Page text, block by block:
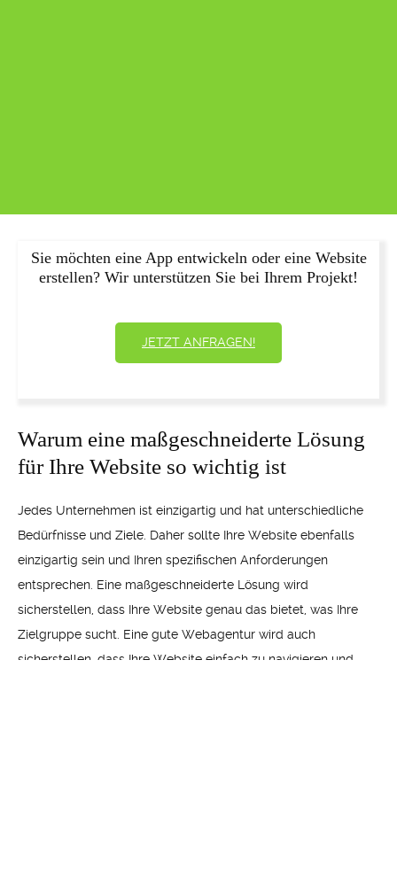
Sie möchten eine App entwickeln oder eine Website
erstellen? Wir unterstützen Sie bei Ihrem Projekt!
JETZT ANFRAGEN!
Warum eine maßgeschneiderte Lösung
für Ihre Website so wichtig ist
Jedes Unternehmen ist einzigartig und hat unterschiedliche
Bedürfnisse und Ziele. Daher sollte Ihre Website ebenfalls
einzigartig sein und Ihren spezifischen Anforderungen
entsprechen. Eine maßgeschneiderte Lösung wird
sicherstellen, dass Ihre Website genau das bietet, was Ihre
Zielgruppe sucht. Eine gute Webagentur wird auch
sicherstellen, dass Ihre Website einfach zu navigieren und